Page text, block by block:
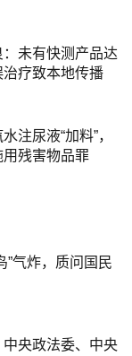
未有快测产品达
治疗致本地传播
注尿液“加料”，
残害物品罪
”气炸，质问国民
央政法委、中央